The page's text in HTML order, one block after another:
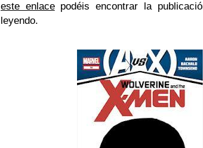
este enlacepodéis encontrar la
leyendo.